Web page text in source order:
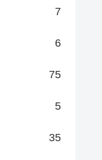
7
6
75
5
35